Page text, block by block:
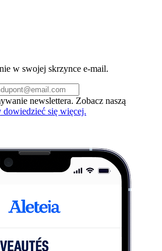
w swojej skrzynce e-mail.
newslettera. Zobacz naszą
się więcej.